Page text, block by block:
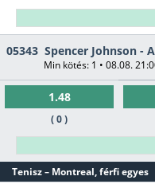
05343 Spencer Johnson -
Min kötés: 1 • 08.08.
1.48
( 0 )
Tenisz – Montreal, férfi egyes